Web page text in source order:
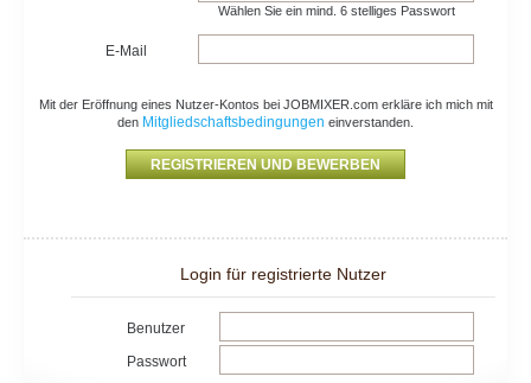
Wählen Sie ein mind. 6 stelliges Passwort
E-Mail
Mit der Eröffnung eines Nutzer-Kontos bei JOBMIXER.com erkläre ich mich mit
den Mitgliedschaftsbedingungen einverstanden.
Login für registrierte Nutzer
Benutzer
Passwort